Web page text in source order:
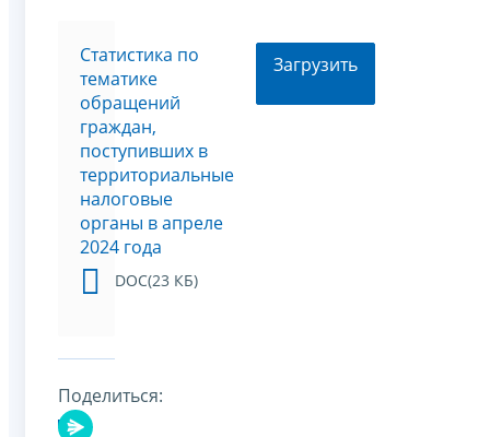
Статистика по
тематике
обращений
граждан,
поступивших в
территориальные
налоговые
органы в апреле
2024 года
DOC(23 КБ)
Загрузить
Поделиться: